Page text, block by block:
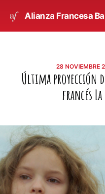
Alianza Francesa
28 NOVIEMBRE
Última proyección
francés